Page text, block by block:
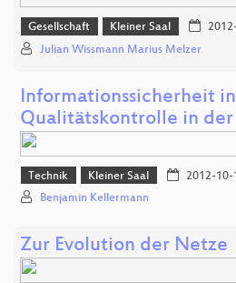
Gesellschaft Kleiner Saal
Julian Wissmann Marius Melzer
Informationssicherheit
Qualitätskontrolle in der
Technik Kleiner Saal 2012-10-
Benjamin Kellermann
Zur Evolution der Netze